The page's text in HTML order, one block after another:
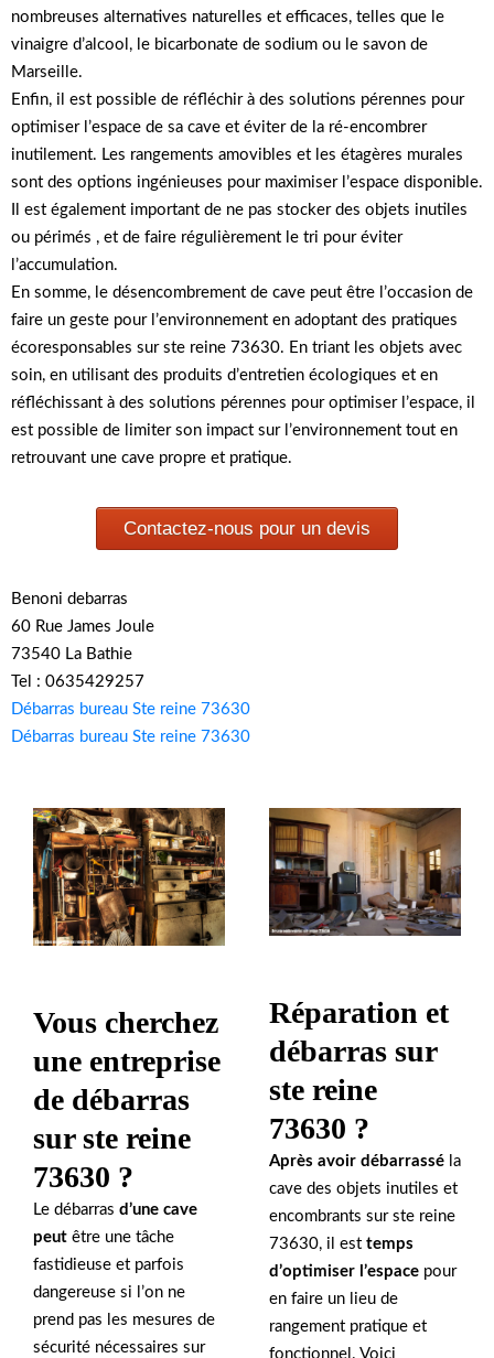
nombreuses alternatives naturelles et efficaces, telles que le
vinaigre d’alcool, le bicarbonate de sodium ou le savon de
Marseille.
Enfin, il est possible de réfléchir à des solutions pérennes pour
optimiser l’espace de sa cave et éviter de la ré-encombrer
inutilement. Les rangements amovibles et les étagères murales
sont des options ingénieuses pour maximiser l’espace disponible.
Il est également important de ne pas stocker des objets inutiles
ou périmés , et de faire régulièrement le tri pour éviter
l’accumulation.
En somme, le désencombrement de cave peut être l’occasion de
faire un geste pour l’environnement en adoptant des pratiques
écoresponsables sur ste reine 73630. En triant les objets avec
soin, en utilisant des produits d’entretien écologiques et en
réfléchissant à des solutions pérennes pour optimiser l’espace, il
est possible de limiter son impact sur l’environnement tout en
retrouvant une cave propre et pratique.
Contactez-nous pour un devis
Benoni debarras
60 Rue James Joule
73540 La Bathie
Tel : 0635429257
Débarras bureau Ste reine 73630
Débarras bureau Ste reine 73630
Vous cherchez
une entreprise
de débarras
sur ste reine
73630 ?
Le débarras d’une cave
peut être une tâche
fastidieuse et parfois
dangereuse si l’on ne
prend pas les mesures de
sécurité nécessaires sur
Réparation et
débarras sur
ste reine
73630 ?
Après avoir débarrassé la
cave des objets inutiles et
encombrants sur ste reine
73630, il est temps
d’optimiser l’espace pour
en faire un lieu de
rangement pratique et
fonctionnel. Voici